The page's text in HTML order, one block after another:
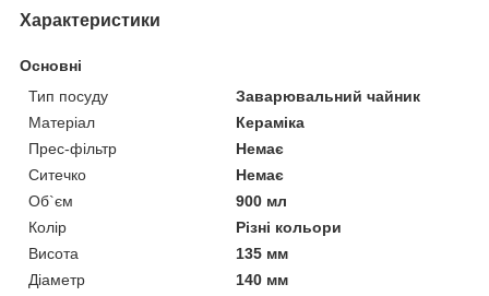
Характеристики
Основні
Тип посуду
Заварювальний чайник
Матеріал
Кераміка
Прес-фільтр
Немає
Ситечко
Немає
Об`єм
900 мл
Колір
Різні кольори
Висота
135 мм
Діаметр
140 мм